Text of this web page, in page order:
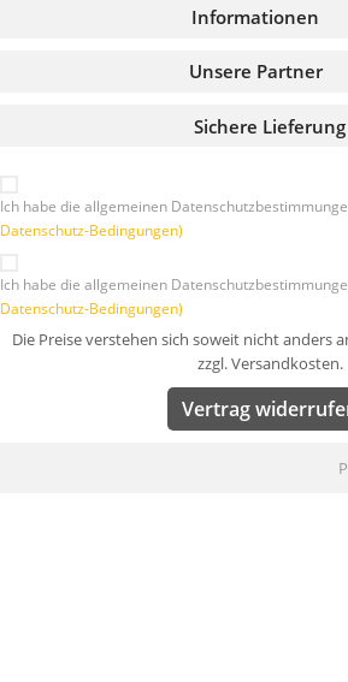
Informationen
Sichere Lieferung
Unsere Partner
Ich habe die allgemeinen
Datenschutz-Bedingungen)
Ich habe die allgemeinen
Datenschutz-Bedingungen)
Die Preise verstehen sich soweit nicht anders
zzgl. Versandkosten.
Vertrag